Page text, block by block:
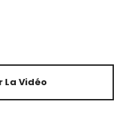
La Vidéo